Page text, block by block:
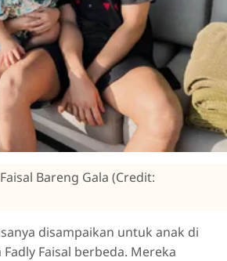
Bareng Gala (Credit:
disampaikan untuk anak di
Faisal berbeda. Mereka